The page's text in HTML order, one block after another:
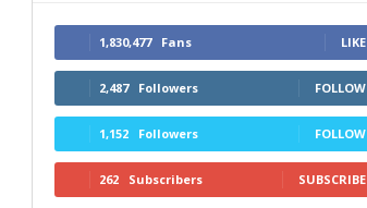
1,830,477 Fans LIKE
2,487 Followers FOLLOW
1,152 Followers FOLLOW
262 Subscribers SUBSCRIBE